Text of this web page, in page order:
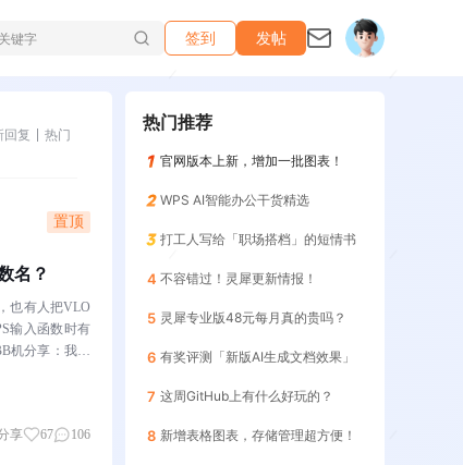
签到 发帖
回复 热门
置顶
名？
也有人把VLO
输入函数时有
机分享：我十
享 67 106
热门推荐
官网版本上新，增加一批图表！
WPS AI智能办公干货精选
打工人写给「职场搭档」的短情书
4 不容错过！灵犀更新情报！
5 灵犀专业版48元每月真的贵吗？
6 有奖评测「新版AI生成文档效果」
7 这周GitHub上有什么好玩的？
8 新增表格图表，存储管理超方便！